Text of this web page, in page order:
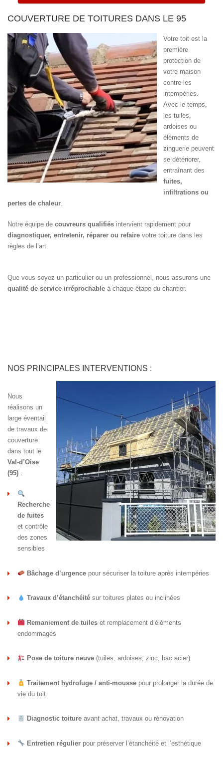
COUVERTURE DE TOITURES DANS LE 95
Votre toit est la
première
protection de
votre maison
contre les
intempéries.
Avec le temps,
les tuiles,
ardoises ou
éléments de
zinguerie peuvent
se détériorer,
entraînant des
fuites,
infiltrations ou
pertes de chaleur.
Notre équipe de couvreurs qualifiés intervient rapidement pour
diagnostiquer, entretenir, réparer ou refaire votre toiture dans les
règles de l’art.
Que vous soyez un particulier ou un professionnel, nous assurons une
qualité de service irréprochable à chaque étape du chantier.
NOS PRINCIPALES INTERVENTIONS :
Nous
réalisons un
large éventail
de travaux de
couverture
dans tout le
Val-d’Oise
(95) :
Recherche
de fuites
et contrôle
des zones
sensibles
Bâchage d’urgencepour sécuriser la toiture après intempéries
Travaux d’étanchéitésur toitures plates ou inclinées
Remaniement de tuileset remplacement d’éléments
endommagés
Pose de toiture neuve(tuiles, ardoises, zinc, bac acier)
Traitement hydrofuge / anti-moussepour prolonger la durée de
vie du toit
Diagnostic toitureavant achat, travaux ou rénovation
Entretien régulierpour préserver l’étanchéité et l’esthétique